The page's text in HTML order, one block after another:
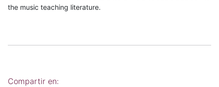
the music teaching literature.
Compartir en: